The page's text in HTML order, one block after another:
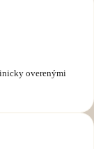
overenými